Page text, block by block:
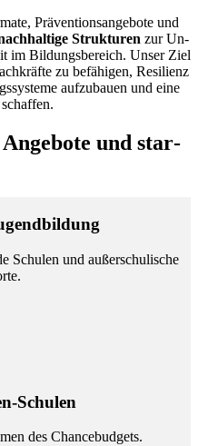
Prä­ven­ti­ons­an­ge­bo­te und
Struk­tu­ren zur Un­
im Bil­dungs­be­reich. Un­ser Ziel
zu be­fä­hi­gen, Re­si­li­enz
auf­zu­bau­en und eine
An­ge­bo­te und star­
Schu­len und au­ßer­schu­li­sche
Schu­len
des Chance­bud­gets.